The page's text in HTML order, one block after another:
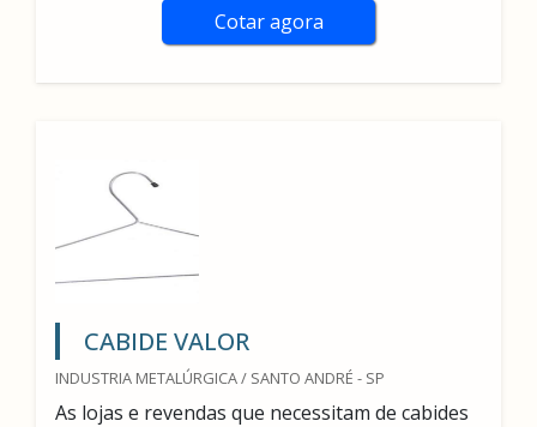
Cotar agora
CABIDE VALOR
INDUSTRIA METALÚRGICA / SANTO ANDRÉ - SP
As lojas e revendas que necessitam de cabides